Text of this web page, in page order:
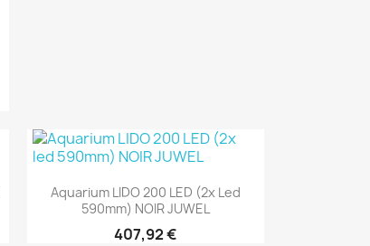
 Aperçu rapide
Aquarium LIDO 200 LED (2x Led
590mm) NOIR JUWEL
407,92 €